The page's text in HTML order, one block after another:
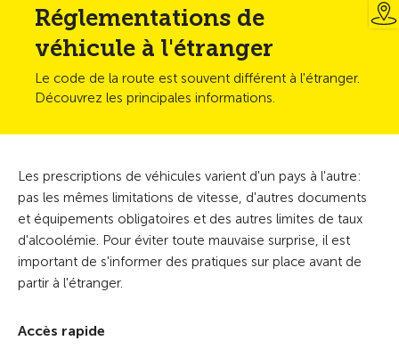
Réglementations de
véhicule à l'étranger
Le code de la route est souvent différent à l'étranger.
Découvrez les principales informations.
Les prescriptions de véhicules varient d'un pays à l'autre:
pas les mêmes limitations de vitesse, d'autres documents
et équipements obligatoires et des autres limites de taux
d'alcoolémie. Pour éviter toute mauvaise surprise, il est
important de s'informer des pratiques sur place avant de
partir à l'étranger.
Accès rapide